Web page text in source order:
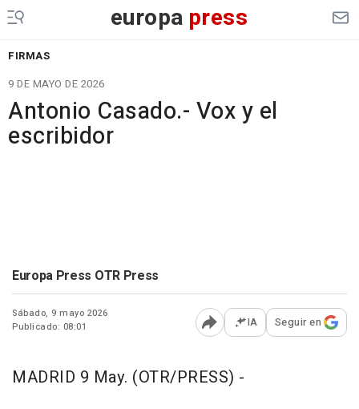
europa press
FIRMAS
9 DE MAYO DE 2026
Antonio Casado.- Vox y el
escribidor
Europa Press OTR Press
Sábado, 9 mayo 2026
Publicado: 08:01
Abrir opciones para
IA Seguir en
MADRID 9 May. (OTR/PRESS) -